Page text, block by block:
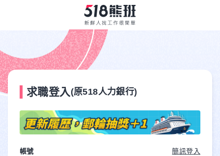
求職登入 (原518人力銀行)
帳號 簡訊登入